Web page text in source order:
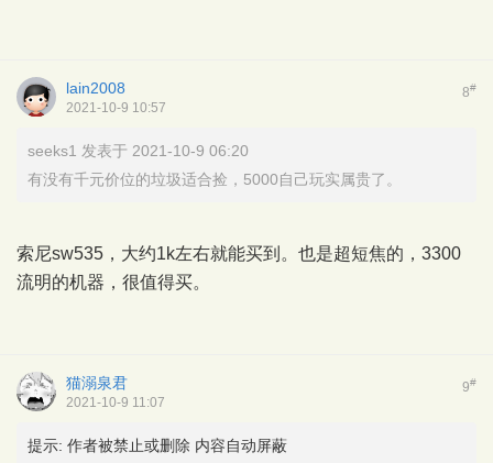
8#
lain2008
2021-10-9 10:57
seeks1 发表于 2021-10-9 06:20
有没有千元价位的垃圾适合捡，5000自己玩实属贵了。
索尼sw535，大约1k左右就能买到。也是超短焦的，3300
流明的机器，很值得买。
9#
猫溺泉君
2021-10-9 11:07
提示: 作者被禁止或删除 内容自动屏蔽